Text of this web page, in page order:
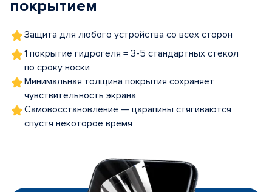
покрытием
Защита для любого устройства со всех сторон
1 покрытие гидрогеля = 3-5 стандартных стекол
по сроку носки
Минимальная толщина покрытия сохраняет
чувствительность экрана
Самовосстановление — царапины стягиваются
спустя некоторое время